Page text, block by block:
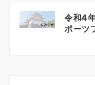
ビ
令和4
ポーツ